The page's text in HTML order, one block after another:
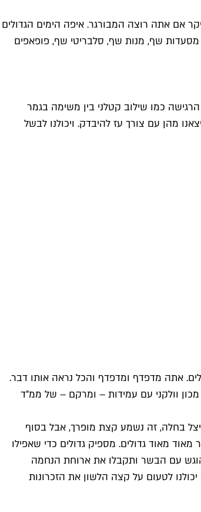
אם אתה רוצה המבורגר. איפה הימים הגדולים
מסעדות שף, מנות שף, סלבריטי שף, פופאפים
כמו שילוב קטלני בין משימה בגמר
מהן עם צורך עז להיבדק. ויכולנו לבשל
2, וצבא השפים אפילו לא באימון מקדים בצאלים. אתה מדפדף ומדפדף והכל נראה אותו דבר.
וולקני עם עמידות – ומרקם – של ממ"ד
בחלה, זה נשמע קצת מופרך, אבל בסוף
מאוד גדולים. מספיק גדולים כדי שאפילו
עם הבשר ותקבלו את ארוחת הנחמה
לטעום על קצה הלשון את הזכרונות